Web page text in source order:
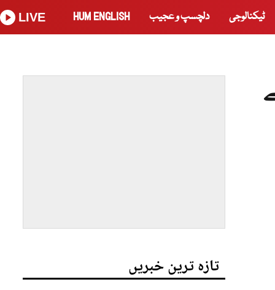
ٹیکنالوجی دلچسپ و عجیب HUM ENGLISH
LIVE
تازہ ترین خبریں